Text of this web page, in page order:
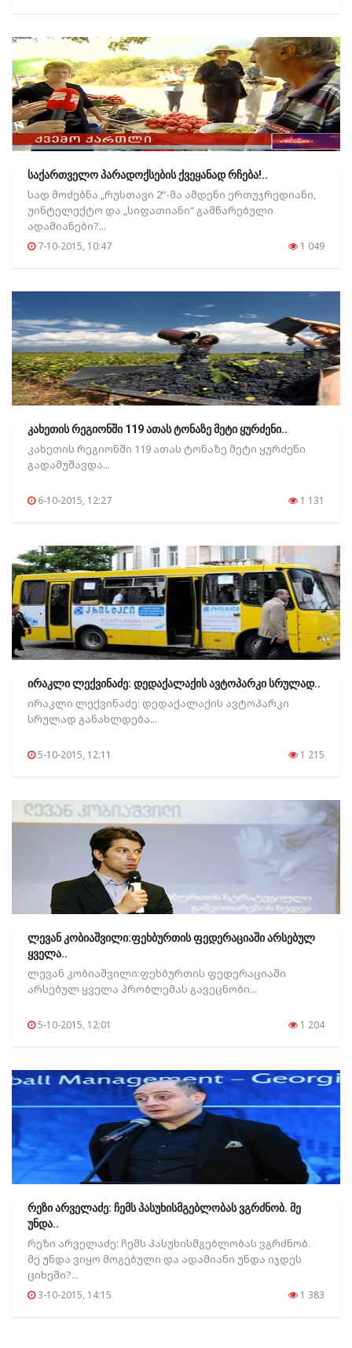
საქართველო პარადოქსების ქვეყანად რჩება!..
სად მოძებნა „რუსთავი 2“-მა ამდენი ერთუჯრედიანი,
უინტელექტო და „სიფათიანი“ გამწარებული
ადამიანები?...
7-10-2015, 10:47 1 049
კახეთის რეგიონში 119 ათას ტონაზე მეტი ყურძენი..
კახეთის რეგიონში 119 ათას ტონაზე მეტი ყურძენი
გადამუშავდა...
6-10-2015, 12:27 1 131
ირაკლი ლექვინაძე: დედაქალაქის ავტოპარკი სრულად..
ირაკლი ლექვინაძე: დედაქალაქის ავტოპარკი
სრულად განახლდება...
5-10-2015, 12:11 1 215
ლევან კობიაშვილი:ფეხბურთის ფედერაციაში არსებულ
ყველა..
ლევან კობიაშვილი:ფეხბურთის ფედერაციაში
არსებულ ყველა პრობლემას გავეცნობი...
5-10-2015, 12:01 1 204
რეზი არველაძე: ჩემს პასუხისმგებლობას ვგრძნობ. მე
უნდა..
რეზი არველაძე: ჩემს პასუხისმგებლობას ვგრძნობ.
მე უნდა ვიყო მოგებული და ადამიანი უნდა იჯდეს
ციხეში?...
3-10-2015, 14:15 1 383